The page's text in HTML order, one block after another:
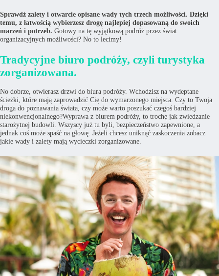
Sprawdź zalety i otwarcie opisane wady tych trzech możliwości. Dzięki
temu, z łatwością wybierzesz drogę najlepiej dopasowaną do swoich
marzeń i potrzeb. Gotowy na tę wyjątkową podróż przez świat
organizacyjnych możliwości? No to lecimy!
Tradycyjne biuro podróży, czyli turystyka
zorganizowana.
No dobrze, otwierasz drzwi do biura podróży. Wchodzisz na wydeptane
ścieżki, które mają zaprowadzić Cię do wymarzonego miejsca. Czy to Twoja
droga do poznawania świata, czy może warto poszukać czegoś bardziej
niekonwencjonalnego?Wyprawa z biurem podróży, to trochę jak zwiedzanie
starożytnej budowli. Wszyscy już tu byli, bezpieczeństwo zapewnione, a
jednak coś może spaść na głowę. Jeżeli chcesz uniknąć zaskoczenia zobacz
jakie wady i zalety mają wycieczki zorganizowane.